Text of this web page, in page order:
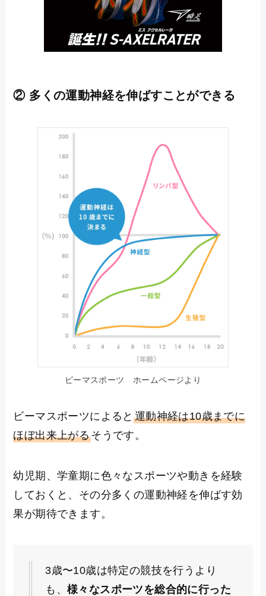
② 多くの運動神経を伸ばすことができる
ビーマスポーツ ホームページより
ビーマスポーツによると 運動神経は10歳までに
ほぼ出来上がるそうです。
幼児期、学童期に色々なスポーツや動きを経験
しておくと、その分多くの運動神経を伸ばす効
果が期待できます。
3歳〜10歳は特定の競技を行うより
も、 様々なスポーツを総合的に行った